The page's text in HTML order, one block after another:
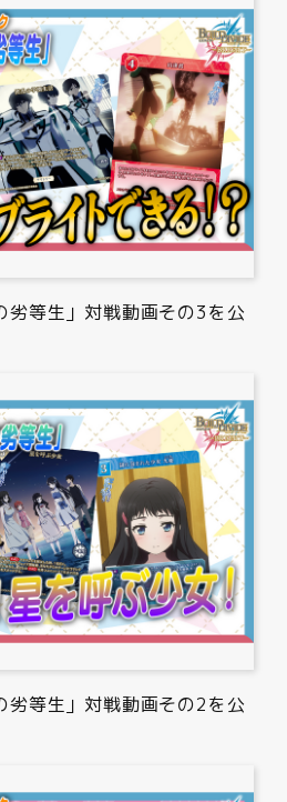
劣等生」対戦動画その3を公
劣等生」対戦動画その2を公